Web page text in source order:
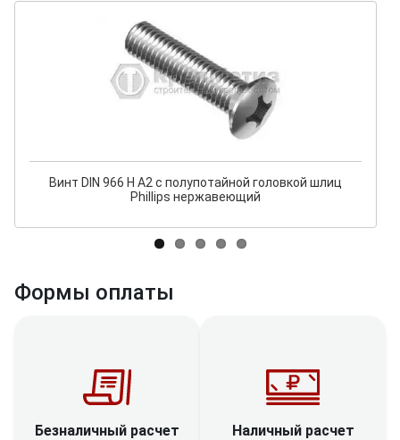
Винт DIN 966 H A2 с полупотайной головкой шлиц
Phillips нержавеющий
Формы оплаты
Безналичный расчет Наличный расчет